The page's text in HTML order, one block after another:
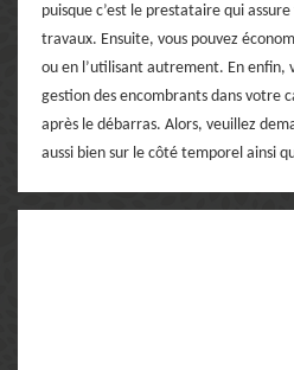
puisque c’est le prestataire qui
travaux. Ensuite, vous pouvez
ou en l’utilisant autrement. En enfin,
gestion des encombrants dans votre
après le débarras. Alors, veuillez
aussi bien sur le côté temporel ainsi